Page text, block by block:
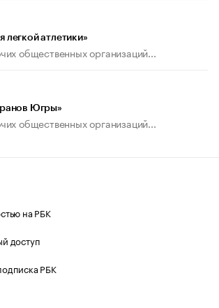
легкой атлетики»
общественных организаций...
Югры»
общественных организаций...
на РБК
доступ
РБК